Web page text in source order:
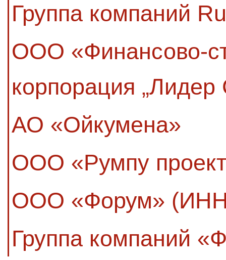
Группа компаний
ООО «Финансово-
корпорация
АО «Ойкумена»
ООО «Румпу
ООО «Форум» (ИНН
Группа компаний